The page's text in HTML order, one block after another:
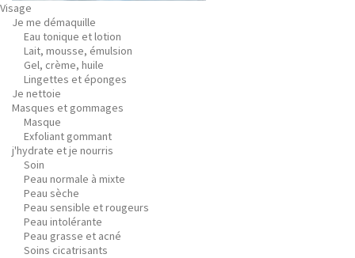
Visage
Je me démaquille
Eau tonique et lotion
Lait, mousse, émulsion
Gel, crème, huile
Lingettes et éponges
Je nettoie
Masques et gommages
Masque
Exfoliant gommant
j'hydrate et je nourris
Soin
Peau normale à mixte
Peau sèche
Peau sensible et rougeurs
Peau intolérante
Peau grasse et acné
Soins cicatrisants